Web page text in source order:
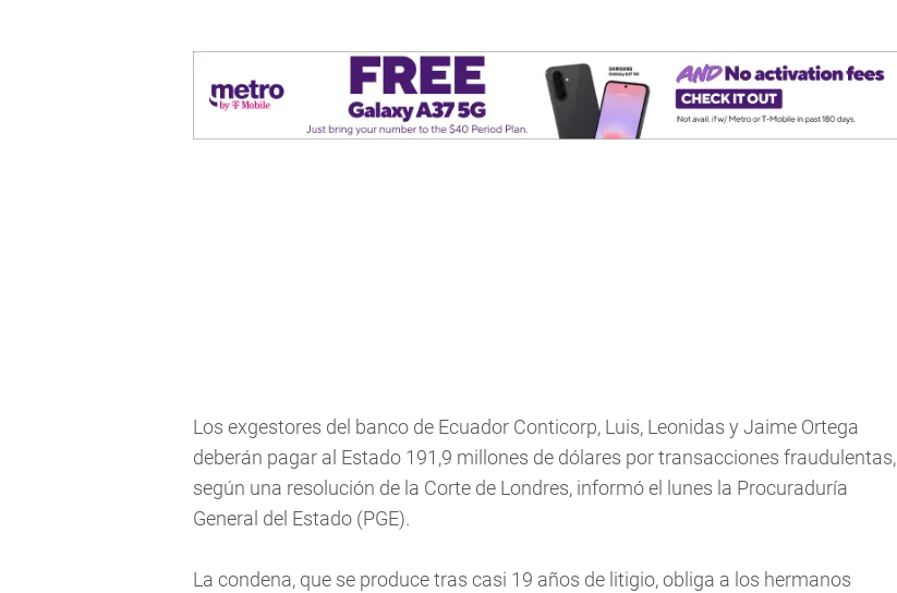
Los exgestores del banco de Ecuador Conticorp, Luis, Leonidas y Jaime Ortega
deberán pagar al Estado 191,9 millones de dólares por transacciones fraudulentas,
según una resolución de la Corte de Londres, informó el lunes la Procuraduría
General del Estado (PGE).
La condena, que se produce tras casi 19 años de litigio, obliga a los hermanos